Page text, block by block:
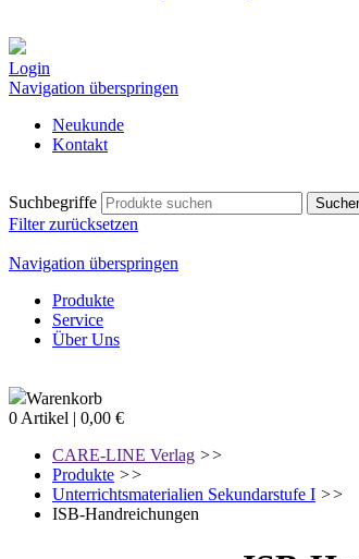
Login
Navigation überspringen
Neukunde
Kontakt
Suchbegriffe
Filter zurücksetzen
Navigation überspringen
Produkte
Service
Über Uns
Warenkorb
0 Artikel | 0,00 €
CARE-LINE Verlag >>
Produkte >>
Unterrichtsmaterialien Sekundarstufe I >>
ISB-Handreichungen